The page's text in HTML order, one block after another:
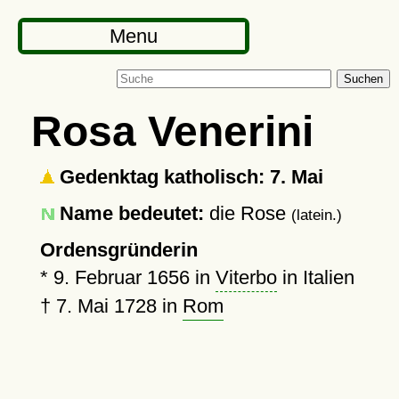
Menu
Suchen
Rosa Venerini
Gedenktag katholisch: 7. Mai
Name bedeutet: die Rose (latein.)
Ordensgründerin
* 9. Februar 1656in Viterboin Italien
† 7. Mai 1728in Rom